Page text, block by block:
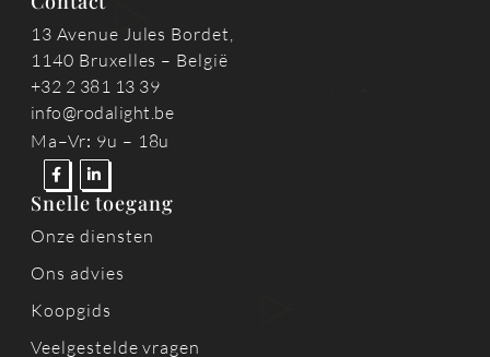
13 Avenue Jules Bordet,
1140 Bruxelles – België
+32 2 381 13 39
info@rodalight.be
Ma–Vr: 9u – 18u
Snelle toegang
Onze diensten
Ons advies
Koopgids
Veelgestelde vragen